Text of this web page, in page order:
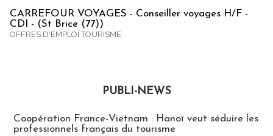
CARREFOUR VOYAGES - Conseiller voyages H/F -
CDI - (St Brice (77))
OFFRES D'EMPLOI TOURISME
PUBLI-NEWS
Coopération France-Vietnam : Hanoï veut séduire les
professionnels français du tourisme